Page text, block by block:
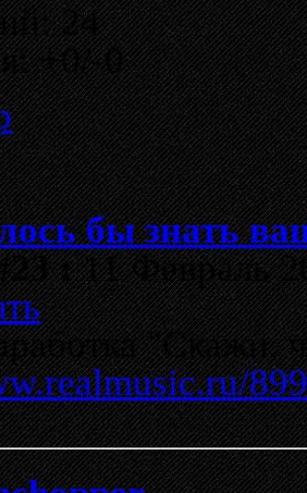
24
+0/-0
бы знать
:11 Февраль
"Скажи,